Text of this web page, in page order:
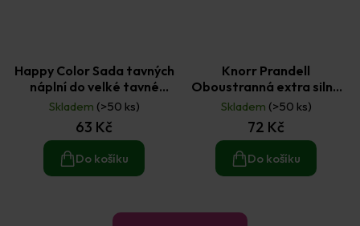
Happy Color Sada tavných
náplní do velké tavné
pistole 6 ks
Skladem (>50 ks)
63 Kč
Do košíku
Knorr Prandell
Oboustranná extra silná
lepicí fólie A4 2 ks
Skladem (>50 ks)
72 Kč
Do košíku